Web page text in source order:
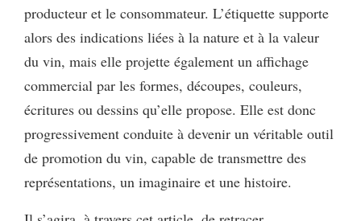
producteur et le consommateur. L’étiquette supporte
alors des indications liées à la nature et à la valeur
du vin, mais elle projette également un affichage
commercial par les formes, découpes, couleurs,
écritures ou dessins qu’elle propose. Elle est donc
progressivement conduite à devenir un véritable outil
de promotion du vin, capable de transmettre des
représentations, un imaginaire et une histoire.